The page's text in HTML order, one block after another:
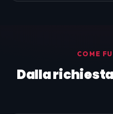
COME
Dalla